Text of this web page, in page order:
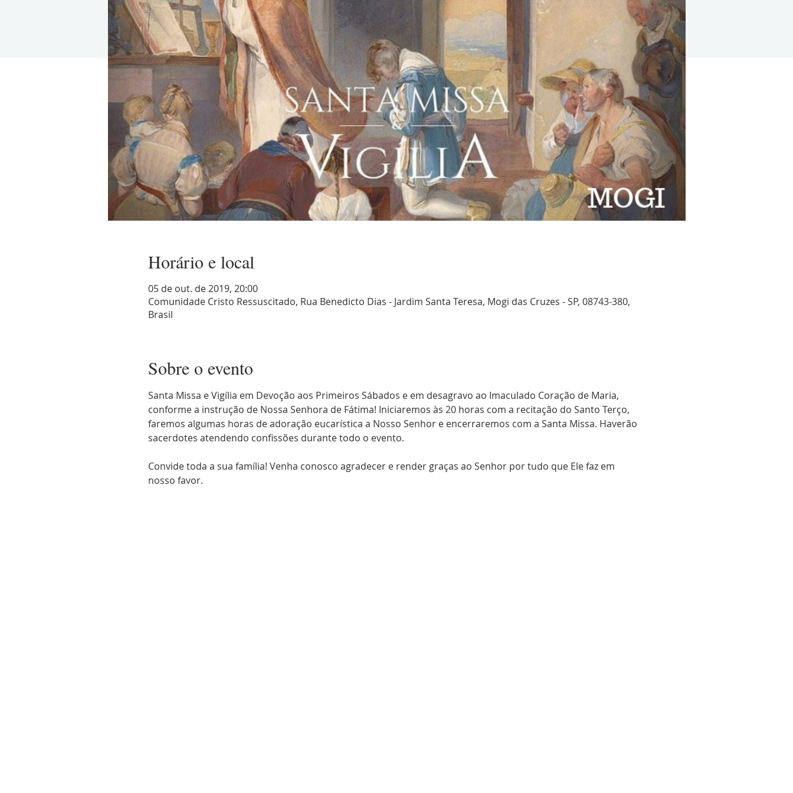
Horário e local
05 de out. de 2019, 20:00
Comunidade Cristo Ressuscitado, Rua Benedicto Dias - Jardim Santa Teresa, Mogi das Cruzes - SP, 08743-380,
Brasil
Sobre o evento
Santa Missa e Vigília em Devoção aos Primeiros Sábados e em desagravo ao Imaculado Coração de Maria,
conforme a instrução de Nossa Senhora de Fátima! Iniciaremos às 20 horas com a recitação do Santo Terço,
faremos algumas horas de adoração eucarística a Nosso Senhor e encerraremos com a Santa Missa. Haverão
Convide toda a sua família! Venha conosco agradecer e render graças ao Senhor por tudo que Ele faz em
nosso favor.